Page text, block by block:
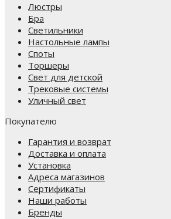
Люстры
Бра
Светильники
Настольные лампы
Споты
Торшеры
Свет для детской
Трековые системы
Уличный свет
Покупателю
Гарантия и возврат
Доставка и оплата
Установка
Адреса магазинов
Сертификаты
Наши работы
Бренды